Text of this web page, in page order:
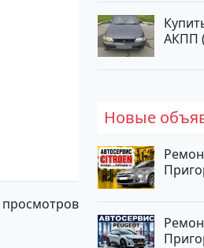
просмотров
№562
АКПП
Седан
Новые